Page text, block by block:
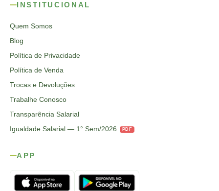
INSTITUCIONAL
Quem Somos
Blog
Política de Privacidade
Política de Venda
Trocas e Devoluções
Trabalhe Conosco
Transparência Salarial
Igualdade Salarial — 1° Sem/2026
PDF
APP